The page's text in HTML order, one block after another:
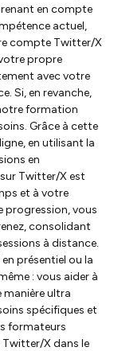
en compte
actuel,
compte Twitter/X
propre
avec votre
Si, en revanche,
formation
Grâce à cette
en utilisant la
en
Twitter/X est
et à votre
progression, vous
consolidant
à distance.
présentiel ou la
: vous aider à
ultra
spécifiques et
formateurs
X dans le